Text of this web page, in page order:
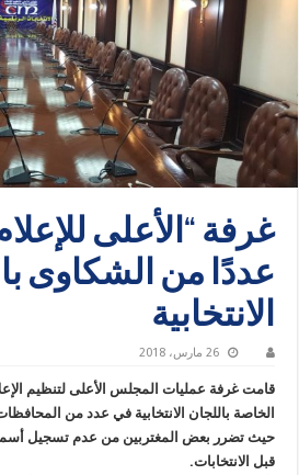
غرفة “الأعلى
عددًا من الشكاوى
الانتخابية
26 مارس، 2018
قامت غرفة عمليات المجلس الأعلى لتنظيم
الخاصة باللجان الانتخابية في عدد من
حيث تضرر بعض المغتربين من عدم تسجيل
قبل الانتخابات.